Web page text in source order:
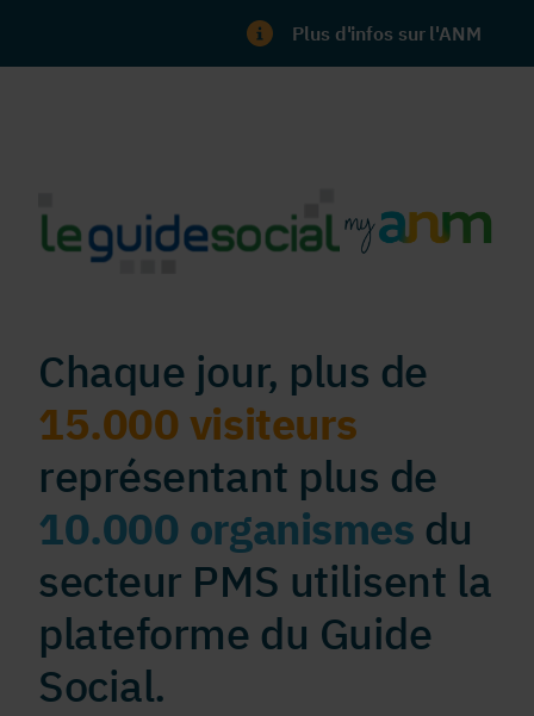
Plus d'infos sur l'ANM
Chaque jour, plus de
15.000 visiteurs
représentant plus de
10.000 organismes du
secteur PMS utilisent la
plateforme du Guide
Social.